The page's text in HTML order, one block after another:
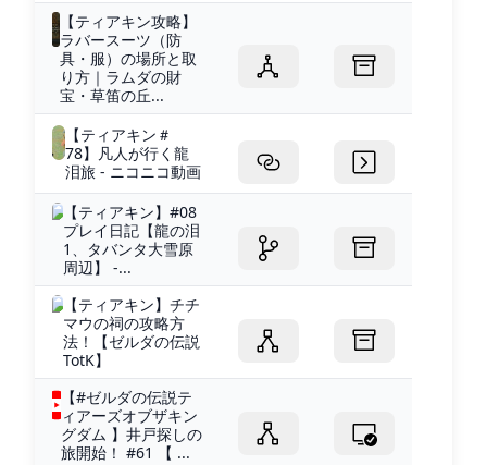
【ティアキン攻略】
ラバースーツ（防
具・服）の場所と取
り方｜ラムダの財
宝・草笛の丘...
【ティアキン＃
78】凡人が行く龍
泪旅 - ニコニコ動画
【ティアキン】#08
プレイ日記【龍の泪
1、タバンタ大雪原
周辺】 -...
【ティアキン】チチ
マウの祠の攻略方
法！【ゼルダの伝説
TotK】
【#ゼルダの伝説テ
ィアーズオブザキン
グダム 】井戸探しの
旅開始！ #61 【 ...